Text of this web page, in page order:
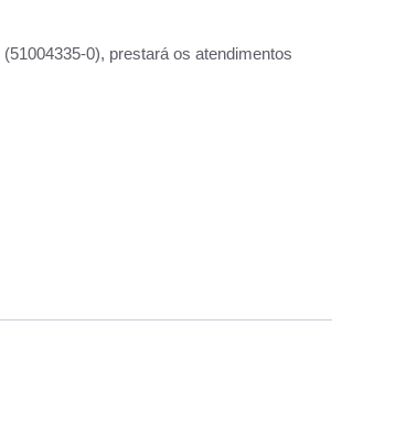
(51004335-0), prestará os atendimentos